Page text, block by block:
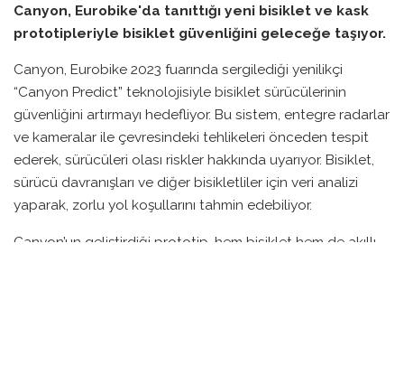
Canyon, Eurobike'da tanıttığı yeni bisiklet ve kask
prototipleriyle bisiklet güvenliğini geleceğe taşıyor.
Canyon, Eurobike 2023 fuarında sergilediği yenilikçi
“Canyon Predict” teknolojisiyle bisiklet sürücülerinin
güvenliğini artırmayı hedefliyor. Bu sistem, entegre radarlar
ve kameralar ile çevresindeki tehlikeleri önceden tespit
ederek, sürücüleri olası riskler hakkında uyarıyor. Bisiklet,
sürücü davranışları ve diğer bisikletliler için veri analizi
yaparak, zorlu yol koşullarını tahmin edebiliyor.
Canyon’un geliştirdiği prototip, hem bisiklet hem de akıllı